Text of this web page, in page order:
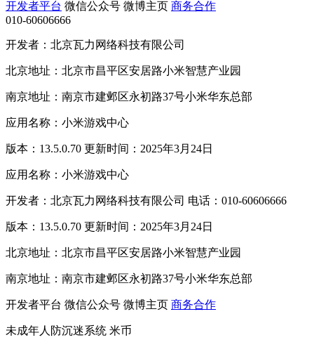
开发者平台 微信公众号 微博主页 商务合作
010-60606666
开发者：北京瓦力网络科技有限公司
北京地址：北京市昌平区安居路小米智慧产业园
南京地址：南京市建邺区永初路37号小米华东总部
应用名称：小米游戏中心
版本：13.5.0.70 更新时间：2025年3月24日
应用名称：小米游戏中心
开发者：北京瓦力网络科技有限公司 电话：010-60606666
版本：13.5.0.70 更新时间：2025年3月24日
北京地址：北京市昌平区安居路小米智慧产业园
南京地址：南京市建邺区永初路37号小米华东总部
开发者平台 微信公众号 微博主页 商务合作
未成年人防沉迷系统 米币